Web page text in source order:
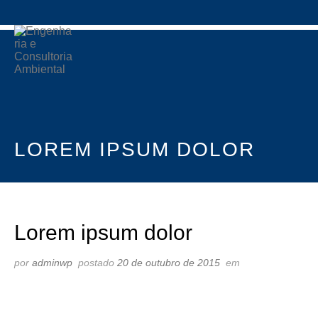
LOREM IPSUM DOLOR
Lorem ipsum dolor
por adminwp postado 20 de outubro de 2015 em